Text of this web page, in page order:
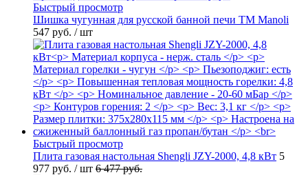
Быстрый просмотр
Шишка чугунная для русской банной печи ТМ Manoli
547 руб. / шт
Быстрый просмотр
Плита газовая настольная Shengli JZY-2000, 4,8 кВт 5
977 руб. / шт 6 477 руб.